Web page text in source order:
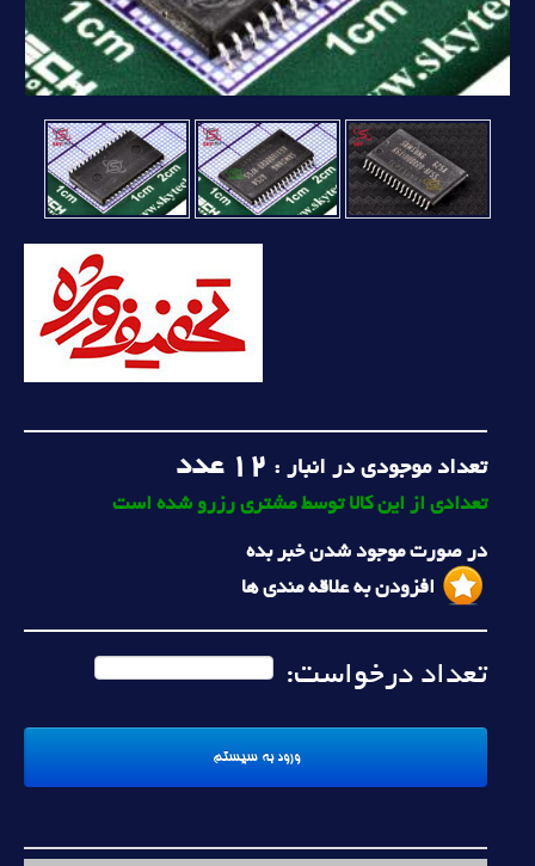
تعداد موجودی در انبار : 12 عدد
تعدادی از این کالا توسط مشتری رزرو شده است
در صورت موجود شدن خبر بده
افزودن به علاقه مندی ها
تعداد درخواست: